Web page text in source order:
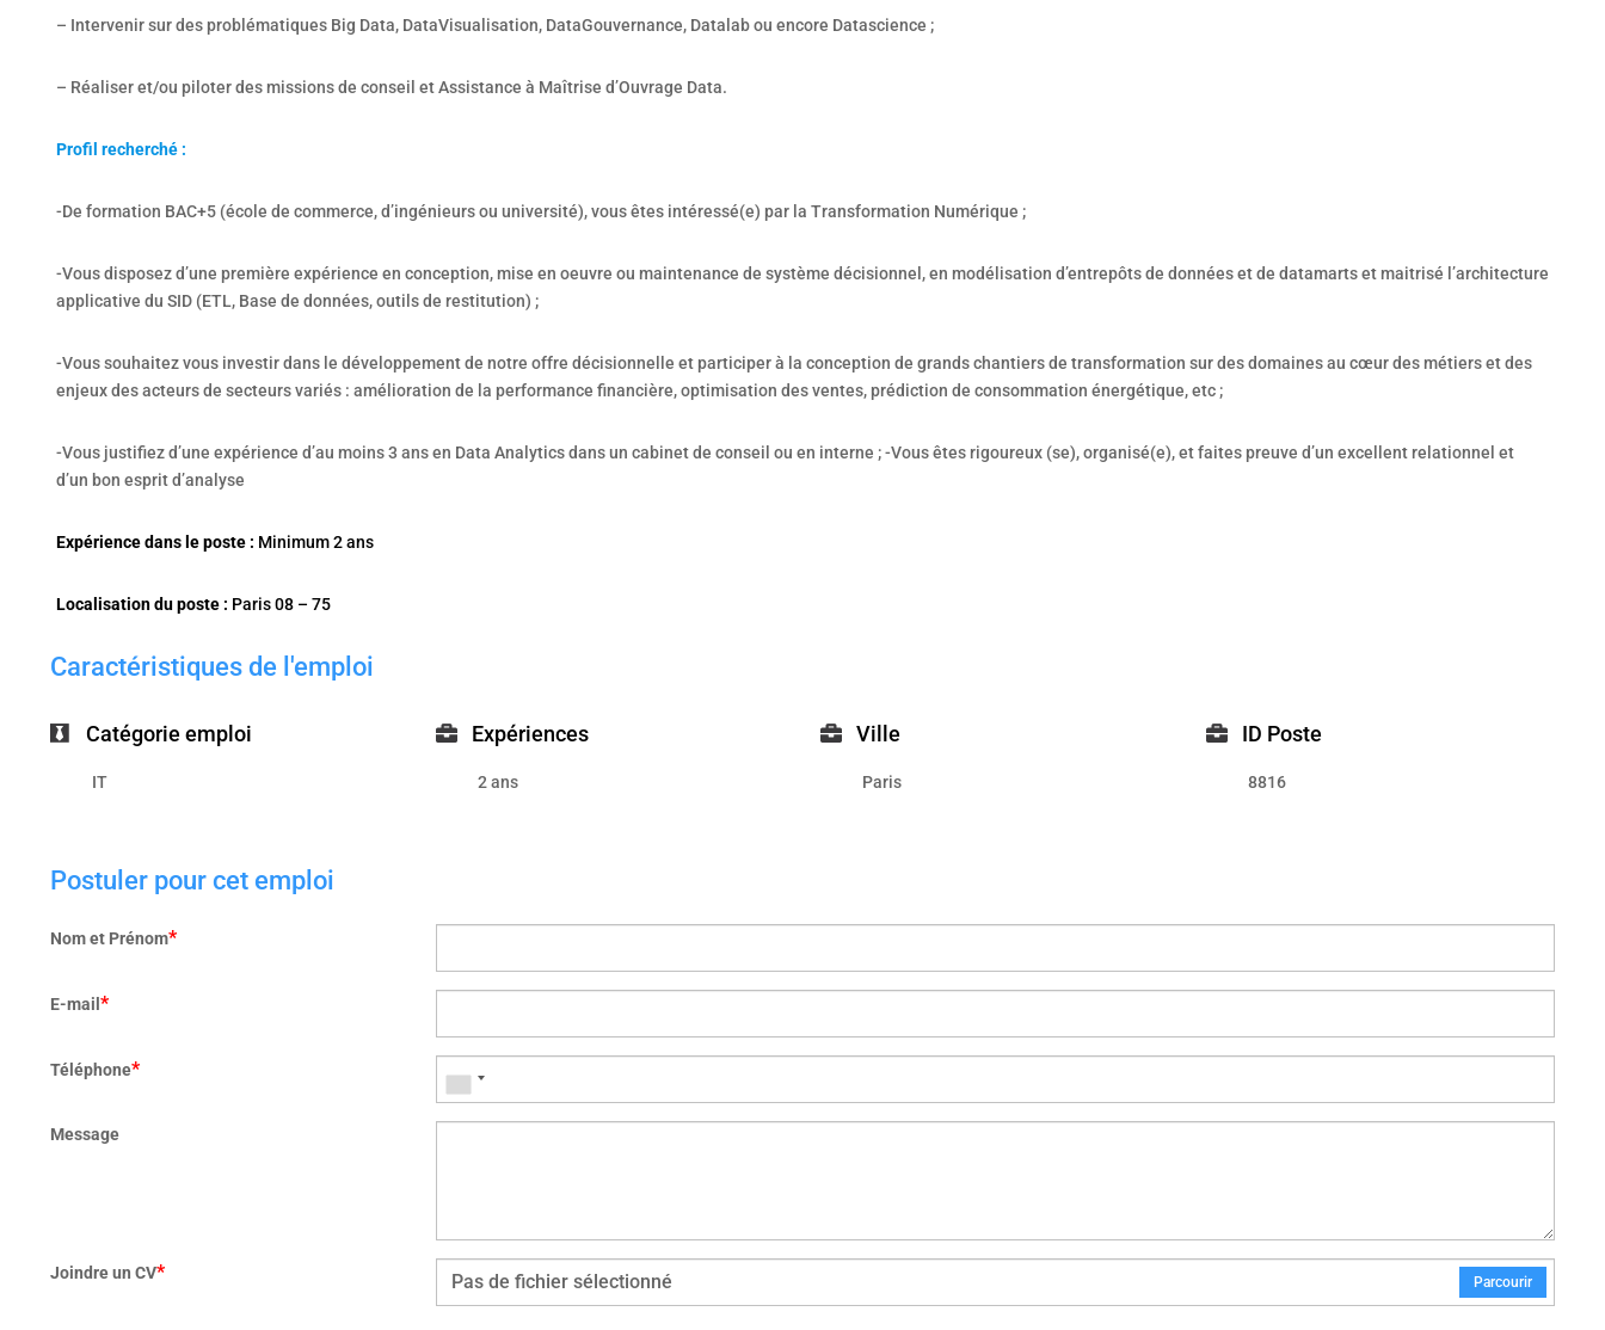
– Intervenir sur des problématiques Big Data, DataVisualisation, DataGouvernance, Datalab ou encore Datascience ;
– Réaliser et/ou piloter des missions de conseil et Assistance à Maîtrise d’Ouvrage Data.
Profil recherché :
-De formation BAC+5 (école de commerce, d’ingénieurs ou université), vous êtes intéressé(e) par la Transformation Numérique ;
-Vous disposez d’une première expérience en conception, mise en oeuvre ou maintenance de système décisionnel, en modélisation d’entrepôts de données et de datamarts et maitrisé l’architecture
applicative du SID (ETL, Base de données, outils de restitution) ;
-Vous souhaitez vous investir dans le développement de notre offre décisionnelle et participer à la conception de grands chantiers de transformation sur des domaines au cœur des métiers et des
enjeux des acteurs de secteurs variés : amélioration de la performance financière, optimisation des ventes, prédiction de consommation énergétique, etc ;
-Vous justifiez d’une expérience d’au moins 3 ans en Data Analytics dans un cabinet de conseil ou en interne ; -Vous êtes rigoureux (se), organisé(e), et faites preuve d’un excellent relationnel et
d’un bon esprit d’analyse
Expérience dans le poste : Minimum 2 ans
Localisation du poste : Paris 08 – 75
Caractéristiques de l'emploi
Catégorie emploi
IT
Expériences
2 ans
Ville
Paris
ID Poste
8816
Postuler pour cet emploi
Nom et Prénom*
E-mail *
Téléphone*
Message
Joindre un CV* Pas de fichier sélectionné Parcourir